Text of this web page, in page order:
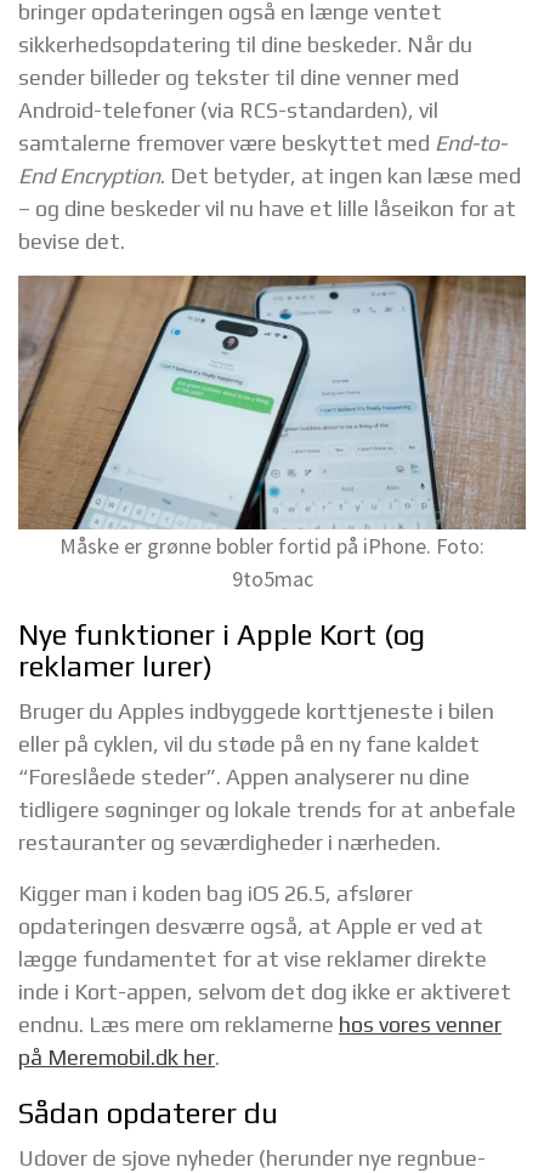
bringer opdateringen også en længe ventet
sikkerhedsopdatering til dine beskeder. Når du
sender billeder og tekster til dine venner med
Android-telefoner (via RCS-standarden), vil
samtalerne fremover være beskyttet med End-to-
End Encryption. Det betyder, at ingen kan læse med
– og dine beskeder vil nu have et lille låseikon for at
bevise det.
Måske er grønne bobler fortid på iPhone. Foto:
9to5mac
Nye funktioner i Apple Kort (og
reklamer lurer)
Bruger du Apples indbyggede korttjeneste i bilen
eller på cyklen, vil du støde på en ny fane kaldet
“Foreslåede steder”. Appen analyserer nu dine
tidligere søgninger og lokale trends for at anbefale
restauranter og seværdigheder i nærheden.
Kigger man i koden bag iOS 26.5, afslører
opdateringen desværre også, at Apple er ved at
lægge fundamentet for at vise reklamer direkte
inde i Kort-appen, selvom det dog ikke er aktiveret
endnu. Læs mere om reklamerne hos vores venner
på Meremobil.dk her.
Sådan opdaterer du
Udover de sjove nyheder (herunder nye regnbue-